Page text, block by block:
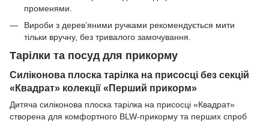
променями.
Вироби з дерев’яними ручками рекомендується мити
тільки вручну, без тривалого замочування.
Тарілки та посуд для прикорму
Силіконова плоска тарілка на присосці без секцій
«Квадрат» колекції «Перший прикорм»
Дитяча силіконова плоска тарілка на присосці «Квадрат»
створена для комфортного BLW-прикорму та перших спроб